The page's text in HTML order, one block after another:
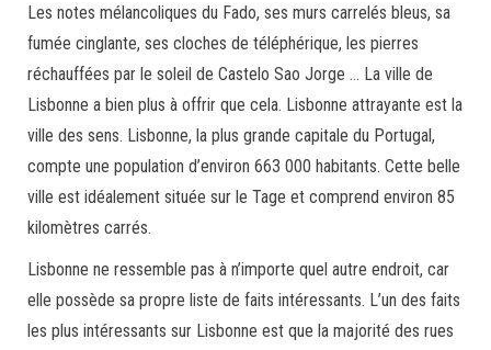
Les notes mélancoliques du Fado, ses murs carrelés bleus, sa
fumée cinglante, ses cloches de téléphérique, les pierres
réchauffées par le soleil de Castelo Sao Jorge … La ville de
Lisbonne a bien plus à offrir que cela. Lisbonne attrayante est la
ville des sens. Lisbonne, la plus grande capitale du Portugal,
compte une population d’environ 663 000 habitants. Cette belle
ville est idéalement située sur le Tage et comprend environ 85
kilomètres carrés.
Lisbonne ne ressemble pas à n’importe quel autre endroit, car
elle possède sa propre liste de faits intéressants. L’un des faits
les plus intéressants sur Lisbonne est que la majorité des rues